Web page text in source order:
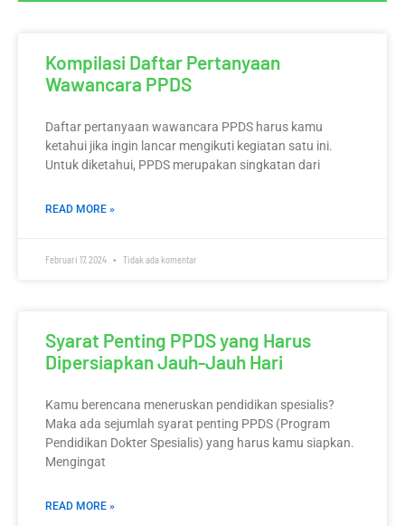
Kompilasi Daftar Pertanyaan
Wawancara PPDS
Daftar pertanyaan wawancara PPDS harus kamu
ketahui jika ingin lancar mengikuti kegiatan satu ini.
Untuk diketahui, PPDS merupakan singkatan dari
READ MORE »
Februari 17, 2024 Tidak ada komentar
Syarat Penting PPDS yang Harus
Dipersiapkan Jauh-Jauh Hari
Kamu berencana meneruskan pendidikan spesialis?
Maka ada sejumlah syarat penting PPDS (Program
Pendidikan Dokter Spesialis) yang harus kamu siapkan.
Mengingat
READ MORE »